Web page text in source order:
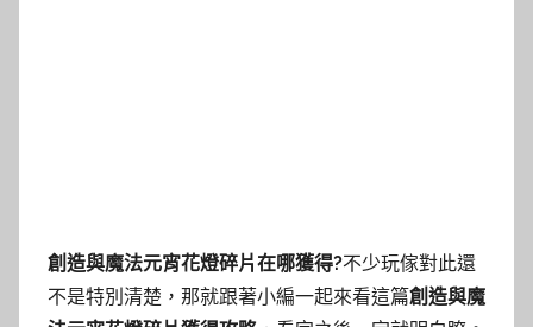
創造與魔法元宵花燈碎片在哪獲得?不少玩傢對此還
不是特別清楚，那就跟著小編一起來看這篇創造與魔